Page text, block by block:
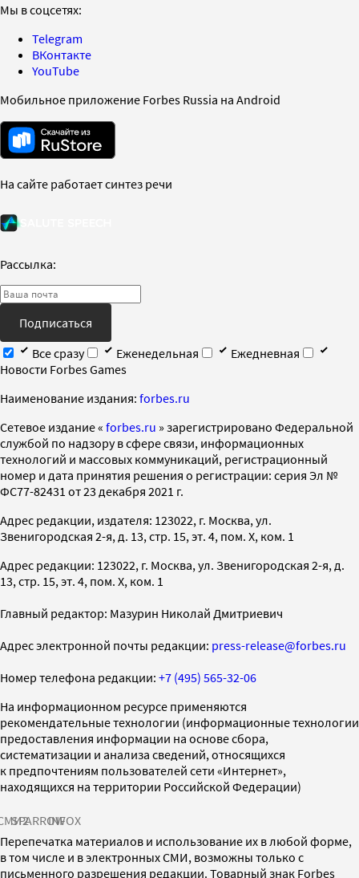
Мы в соцсетях:
Telegram
ВКонтакте
YouTube
Мобильное приложение Forbes Russia на Android
На сайте работает синтез речи
Рассылка:
Подписаться
Все сразу
Еженедельная
Ежедневная
Новости Forbes Games
Наименование издания: forbes.ru
Cетевое издание « forbes.ru » зарегистрировано Федеральной
службой по надзору в сфере связи, информационных
технологий и массовых коммуникаций, регистрационный
номер и дата принятия решения о регистрации: серия Эл №
ФС77-82431 от 23 декабря 2021 г.
Адрес редакции, издателя: 123022, г. Москва, ул.
Звенигородская 2-я, д. 13, стр. 15, эт. 4, пом. X, ком. 1
Адрес редакции: 123022, г. Москва, ул. Звенигородская 2-я, д.
13, стр. 15, эт. 4, пом. X, ком. 1
Главный редактор: Мазурин Николай Дмитриевич
Адрес электронной почты редакции: press-release@forbes.ru
Номер телефона редакции: +7 (495) 565-32-06
На информационном ресурсе применяются
рекомендательные технологии (информационные технологии
предоставления информации на основе сбора,
систематизации и анализа сведений, относящихся
к предпочтениям пользователей сети «Интернет»,
находящихся на территории Российской Федерации)
SPARROWINFOX
Перепечатка материалов и использование их в любой форме,
в том числе и в электронных СМИ, возможны только с
письменного разрешения редакции. Товарный знак Forbes